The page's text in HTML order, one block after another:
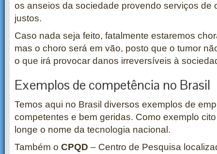
os anseios da sociedade provendo serviços de
justos.
Caso nada seja feito, fatalmente estaremos
mas o choro será em vão, posto que o tumor
o que irá provocar danos irreversíveis à
Exemplos de competência no Brasil
Temos aqui no Brasil diversos exemplos de
competentes e bem geridas. Como exemplo
longe o nome da tecnologia nacional.
Também o CPQD – Centro de Pesquisa